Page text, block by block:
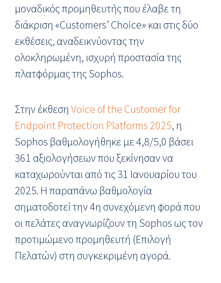
μοναδικός προμηθευτής που έλαβε τη
διάκριση «Customers’ Choice» και στις δύο
εκθέσεις, αναδεικνύοντας την
ολοκληρωμένη, ισχυρή προστασία της
πλατφόρμας της Sophos.
Στην έκθεση Voice of the Customer for
Endpoint Protection Platforms 2025, η
Sophos βαθμολογήθηκε με 4,8/5,0 βάσει
361 αξιολογήσεων που ξεκίνησαν να
καταχωρούνται από τις 31 Ιανουαρίου του
2025. Η παραπάνω βαθμολογία
σηματοδοτεί την 4η συνεχόμενη φορά που
οι πελάτες αναγνωρίζουν τη Sophos ως τον
προτιμώμενο προμηθευτή (Επιλογή
Πελατών) στη συγκεκριμένη αγορά.